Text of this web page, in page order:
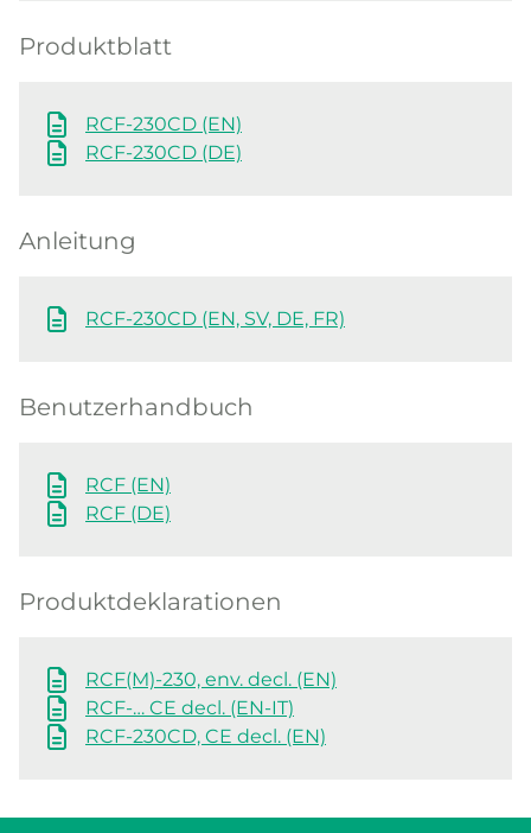
Produktblatt
RCF-230CD (EN)
RCF-230CD (DE)
Anleitung
RCF-230CD (EN, SV, DE, FR)
Benutzerhandbuch
RCF (EN)
RCF (DE)
Produktdeklarationen
RCF(M)-230, env. decl. (EN)
RCF-… CE decl. (EN-IT)
RCF-230CD, CE decl. (EN)